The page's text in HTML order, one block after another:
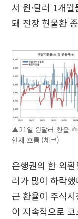
서 원·달러 1개
돼 전장 현물환
▲21일 원달러 환율
현재 흐름 (체크)
은행권의 한 외
러가 많이 하락
근 환율이 주식
이 지속적으로